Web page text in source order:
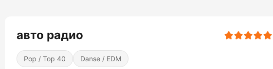
авто радио
Pop / Top 40 Danse / EDM